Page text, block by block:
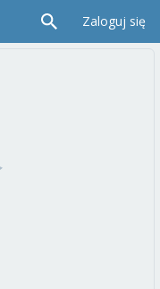
Zaloguj się